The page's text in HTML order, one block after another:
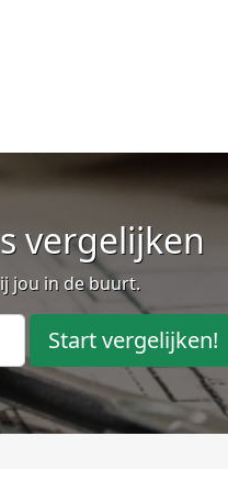
vergelijken
jou in de buurt.
Start vergelijken!